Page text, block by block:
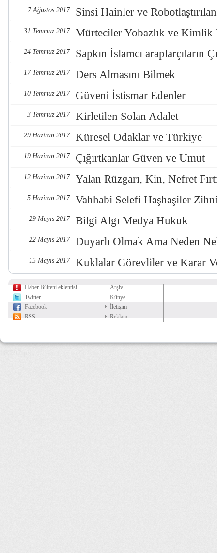
7 Ağustos 2017 Sinsi Hainler ve
31 Temmuz 2017 Mürteciler Yobazlık ve Kimlik
24 Temmuz 2017 Sapkın İslamcı araplarçıların
17 Temmuz 2017 Ders Almasını Bilmek
10 Temmuz 2017 Güveni İstismar Edenler
3 Temmuz 2017 Kirletilen Solan Adalet
29 Haziran 2017 Küresel Odaklar ve Türkiye
19 Haziran 2017 Çığırtkanlar Güven ve Umut
12 Haziran 2017 Yalan Rüzgarı, Kin, Nefret
5 Haziran 2017 Vahhabi Selefi Haşhaşiler
29 Mayıs 2017 Bilgi Algı Medya Hukuk
22 Mayıs 2017 Duyarlı Olmak Ama Neden
15 Mayıs 2017 Kuklalar Görevliler ve Karar
Haber Bülteni eklentisi
Twitter
Facebook
RSS
Arşiv
Künye
İletişim
Reklam